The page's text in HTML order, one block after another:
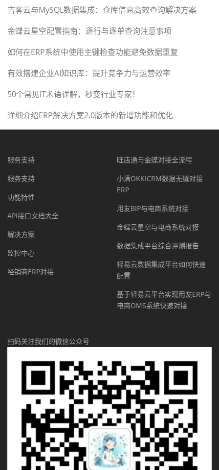
吉客云与MySQL数据集成：仓库信息高效查询解决方案
金蝶云星空配置指南：逐行与逐单查询注意事项
如何在ERP系统中使用主键检查功能避免数据重复
有效搭建企业AI知识库：提升竞争力与运营效率
50个常见IT术语详解，秒变行业专家！
详细介绍ERP解决方案2.0版本的新增功能和优化
服务支持
服务支持
功能特性
API接口文档大全
解决方案
监控中心
经销商ERP对接
旺店通与金蝶对接全流程
小满OKKICRM数据无缝对接
ERP
用友BIP与电商系统对接
金蝶云星空与电商系统对接
数据集成平台综合评测报告
轻易云数据集成平台如何快速
配置
基于轻易云平台实现用友ERP与
电商OMS系统快速对接
扫码关注我们的微信公众号